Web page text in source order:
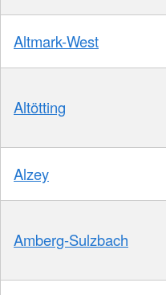
Altmark-West
Altötting
Alzey
Amberg-Sulzbach